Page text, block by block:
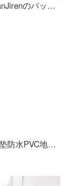
南极人NanJirenのパッド赤ちゃんの爬行パッドバブルパッドのパッドリビングルームのジグソーパズルの床マット9枚セットの米/粉/紫30*30 cm
牛筋防滑垫防水PVC地垫塑料防滑垫地板垫子楼梯垫走廊橡塑胶防滑地垫满铺 绿色人字纹 1.6毫米厚 0.9米宽1米长（需要几米拍几件）